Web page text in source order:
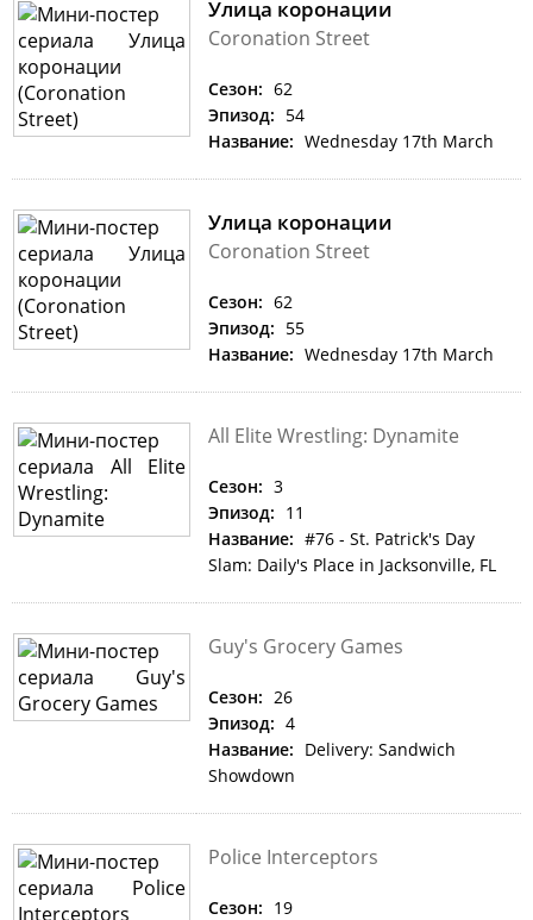
Улица коронации
Coronation Street
Сезон: 62
Эпизод: 54
Название: Wednesday 17th March
Улица коронации
Coronation Street
Сезон: 62
Эпизод: 55
Название: Wednesday 17th March
All Elite Wrestling: Dynamite
Сезон: 3
Эпизод: 11
Название: #76 - St. Patrick's Day
Slam: Daily's Place in Jacksonville, FL
Guy's Grocery Games
Сезон: 26
Эпизод: 4
Название: Delivery: Sandwich
Showdown
Police Interceptors
Сезон: 19